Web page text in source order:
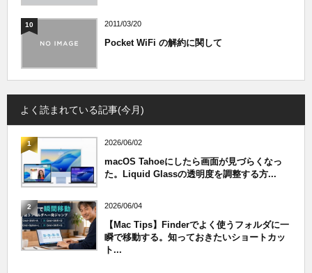
10 2011/03/20
Pocket WiFi の解約に関して
よく読まれている記事(今月)
1 2026/06/02
macOS Tahoeにしたら画面が見づらくなっ
た。Liquid Glassの透明度を調整する方...
2 2026/06/04
【Mac Tips】Finderでよく使うフォルダに一
瞬で移動する。知っておきたいショートカッ
ト...